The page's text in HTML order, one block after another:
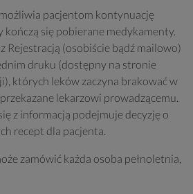
pacjentom kontynuację
kończą się pobierane medykamenty.
Rejestracją (osobiście bądź mailowo)
druku (dostępny na stronie
których leków zaczyna brakować w
lekarzowi prowadzącemu.
z informacją podejmuje decyzję o
recept dla pacjenta.
zamówić każda osoba pełnoletnia,